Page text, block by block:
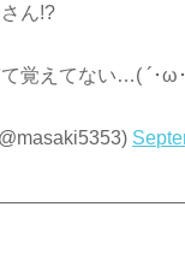
ん!?
覚えてない…( ´･ω